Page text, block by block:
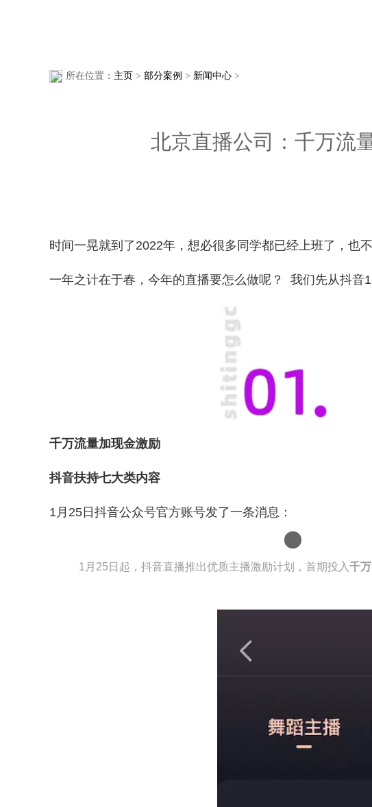
所在位置： 主页 > 部分案例 > 新闻中心 >
北京直播公司：千万流
时间一晃就到了2022年，想必很多同学都已经上班了，也
一年之计在于春，今年的直播要怎么做呢？ 我们先从抖音1
千万流量加现金激励
抖音扶持七大类内容
1月25日抖音公众号官方账号发了一条消息：
1月25日起，抖音直播推出优质主播激励计划，首期投入 千